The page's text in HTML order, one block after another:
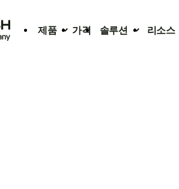
제품 가격 솔루션 리소스